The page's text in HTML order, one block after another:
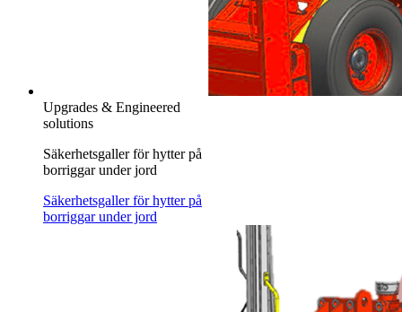
Upgrades & Engineered
solutions
Säkerhetsgaller för hytter på
borriggar under jord
Säkerhetsgaller för hytter på
borriggar under jord